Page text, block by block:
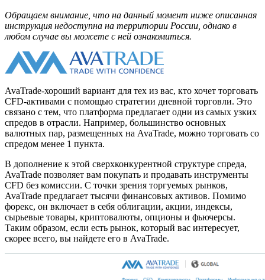
Обращаем внимание, что на данный момент ниже описанная
инструкция недоступна на территории России, однако в
любом случае вы можете с ней ознакомиться.
AvaTrade-хороший вариант для тех из вас, кто хочет торговать
CFD-активами с помощью стратегии дневной торговли. Это
связано с тем, что платформа предлагает одни из самых узких
спредов в отрасли. Например, большинство основных
валютных пар, размещенных на AvaTrade, можно торговать со
спредом менее 1 пункта.
В дополнение к этой сверхконкурентной структуре спреда,
AvaTrade позволяет вам покупать и продавать инструменты
CFD без комиссии. С точки зрения торгуемых рынков,
AvaTrade предлагает тысячи финансовых активов. Помимо
форекс, он включает в себя облигации, акции, индексы,
сырьевые товары, криптовалюты, опционы и фьючерсы.
Таким образом, если есть рынок, который вас интересует,
скорее всего, вы найдете его в AvaTrade.